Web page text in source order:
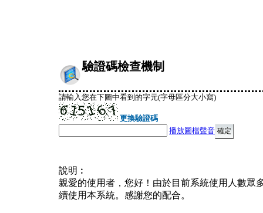
驗證碼檢查機制
請輸入您在下圖中看到的字元(字母區分大小寫)
更換驗證碼
播放圖檔聲音
說明︰
親愛的使用者，您好！由於目前系統使用人數眾
續使用本系統。感謝您的配合。